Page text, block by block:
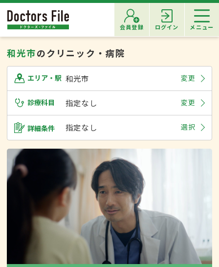
会員登録 ログイン メニュー
和光市のクリニック・病院
エリア・駅 和光市 変更
診療科目 指定なし 変更
詳細条件 指定なし 選択